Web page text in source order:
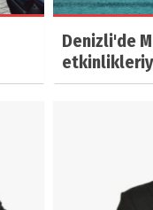
Denizli'de